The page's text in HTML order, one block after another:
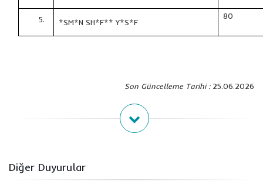
*SM*N SH*F** Y*S*F
80
Son Güncelleme Tarihi :25.06.2026
Diğer Duyurular